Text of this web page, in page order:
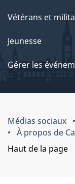
Vétérans et
Jeunesse
Gérer les
Médias sociaux
À propos de
Haut de la page